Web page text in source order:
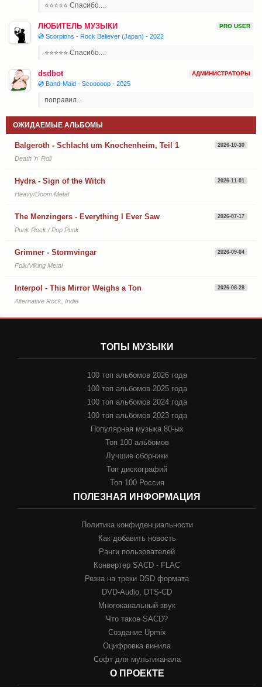
⭐⭐⭐⭐⭐ Спасибо....
ЛЮБИТЕЛЬ МУЗЫКИ PRO USER
💿 Scorpions - Rock Believer (Japan) - 2022
⭐⭐⭐⭐⭐ Спасибо....
dsdbot АДМИНИСТРАТОРЫ
💿 Band-Maid - Scooooop - 2025
поправил...
ОЖИДАЕМЫЕ АЛЬБОМЫ
Balgeroth - Schlacht um Knochenheim, Teil 1 2026-10-30
Death 'n' Roll
Hydra - Sign of the Witch 2026-11-01
Heavy/Doom Metal
The Menzingers - Everything I Ever Saw 2026-07-17
Punk Rock / Pop Punk
Grimner - Stormvingar 2026-09-04
Folk/Viking Metal
Interpol - This Mirror Weighs a Ton 2026-08-28
Alternative Rock, Indie
ТОПЫ МУЗЫКИ
100 топ альбомов 2026 года
100 топ альбомов 2025 года
100 топ альбомов 2024 года
100 топ альбомов 2023 года
Популярная музыка 80-ых
Топ 100 альбомов
Лучшие сборники
Топ дискографий
Топ 100 Россия
ПОЛЕЗНАЯ ИНФОРМАЦИЯ
Политика конфиденциальности
Как добавить новость
Ранги пользователей
Конвертер SACD - FLAC
Резка на треки DSD формата
DVD-Audio, DTS-CD
Многоканальный звук
Что такое SACD?
Создание Upmix
Оцифровка винила
Софт для мультиканала
О ПРОЕКТЕ